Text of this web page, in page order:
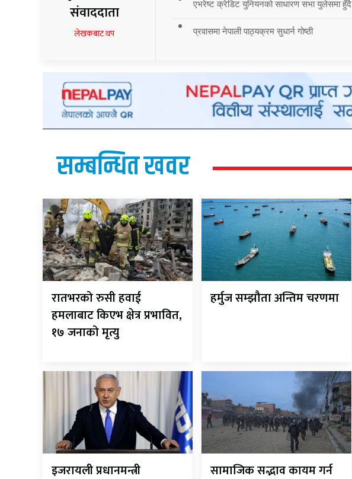
संवाददाता
लेखकबाट थप
एभरेष्ट क्रेडिट युनियनको साधारण सभा युलेसमा हुँदै
प्रवासमा नेपाली पाठ्यक्रम सुधार्न गोष्ठी
सम्बन्धित खवर
रातभरको रुसी हवाई
हमलाबाट किएभ क्षेत्र प्रभावित,
१७ जनाको मृत्यु
हर्मुज सम्झौता अन्तिम चरणमा
इजरायली प्रधानमन्त्री
सामाजिक सद्भाव कायम गर्न